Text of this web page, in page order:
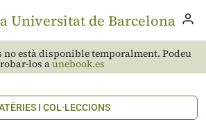
no està disponible temporalment. Podeu
los aunebook.es
I COL·LECCIONS